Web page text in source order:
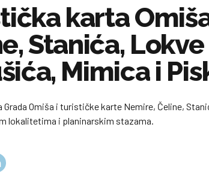
karta
Stanića,
Mimica i
Omiša i turističke karte Nemire, Čeline,
lokalitetima i planinarskim stazama.